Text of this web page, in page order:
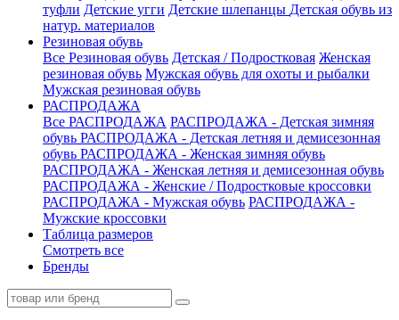
туфли Детские угги Детские шлепанцы Детская обувь из
натур. материалов
Резиновая обувь
Все Резиновая обувь Детская / Подростковая Женская
резиновая обувь Мужская обувь для охоты и рыбалки
Мужская резиновая обувь
РАСПРОДАЖА
Все РАСПРОДАЖА РАСПРОДАЖА - Детская зимняя
обувь РАСПРОДАЖА - Детская летняя и демисезонная
обувь РАСПРОДАЖА - Женская зимняя обувь
РАСПРОДАЖА - Женская летняя и демисезонная обувь
РАСПРОДАЖА - Женские / Подростковые кроссовки
РАСПРОДАЖА - Мужская обувь РАСПРОДАЖА -
Мужские кроссовки
Таблица размеров
Смотреть все
Бренды